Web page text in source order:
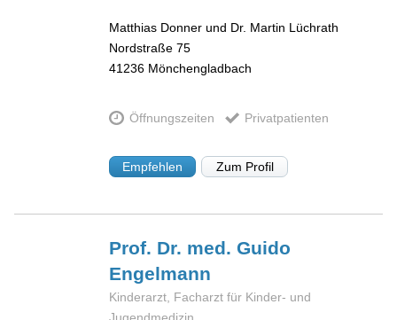
Matthias Donner und Dr. Martin Lüchrath
Nordstraße 75
41236 Mönchengladbach
Öffnungszeiten Privatpatienten
Empfehlen Zum Profil
Prof. Dr. med. Guido
Engelmann
Kinderarzt, Facharzt für Kinder- und
Jugendmedizin